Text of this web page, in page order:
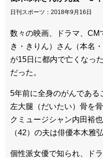
日刊スポーツ：2018年9月16日
数々の映画、ドラマ、CM
き・きりん）さん（本名
が15日に都内で亡くなっ
だった。
5年前に全身のがんである
左大腿（だいたい）骨を
クミュージシャン内田裕
（42）の夫は俳優本木雅
個性派女優で知られ、ド